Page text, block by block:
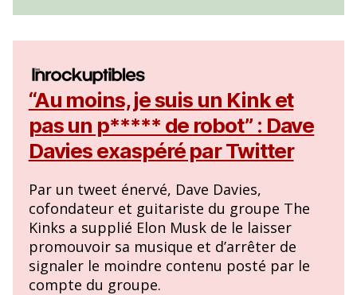
“Au moins, je suis un Kink et
pas un p***** de robot” : Dave
Davies exaspéré par Twitter
Par un tweet énervé, Dave Davies,
cofondateur et guitariste du groupe The
Kinks a supplié Elon Musk de le laisser
promouvoir sa musique et d’arrêter de
signaler le moindre contenu posté par le
compte du groupe.